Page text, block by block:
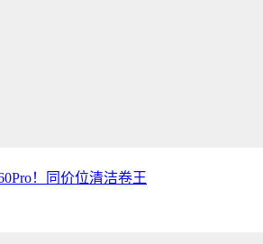
！同价位清洁卷王